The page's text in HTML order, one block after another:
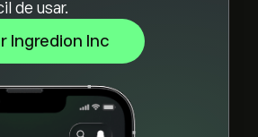
de usar.
Ingredion Inc